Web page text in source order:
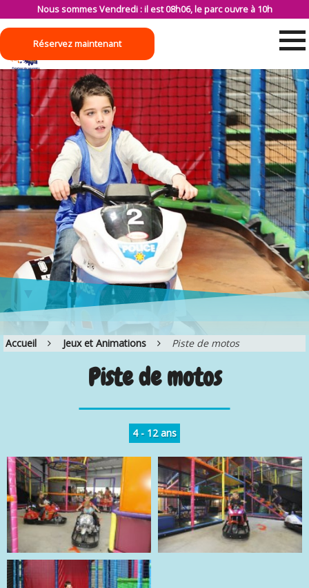
Nous sommes Vendredi : il est 08h06, le parc ouvre à 10h
Réservez maintenant
Accueil Jeux et Animations Piste de motos
Piste de motos
4 - 12 ans